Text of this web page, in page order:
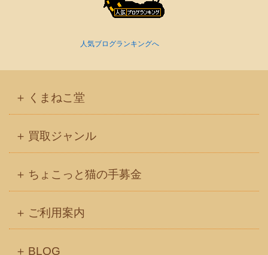
人気ブログランキングへ
くまねこ堂
買取ジャンル
ちょこっと猫の手募金
ご利用案内
BLOG